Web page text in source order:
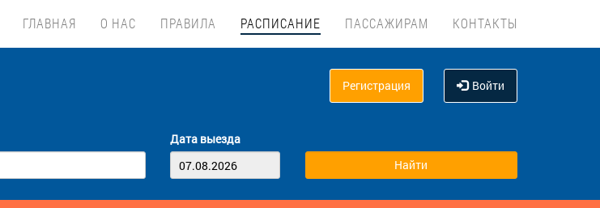
ГЛАВНАЯ О НАС ПРАВИЛА РАСПИСАНИЕ ПАССАЖИРАМ КОНТАКТЫ
Регистрация Войти
Дата выезда